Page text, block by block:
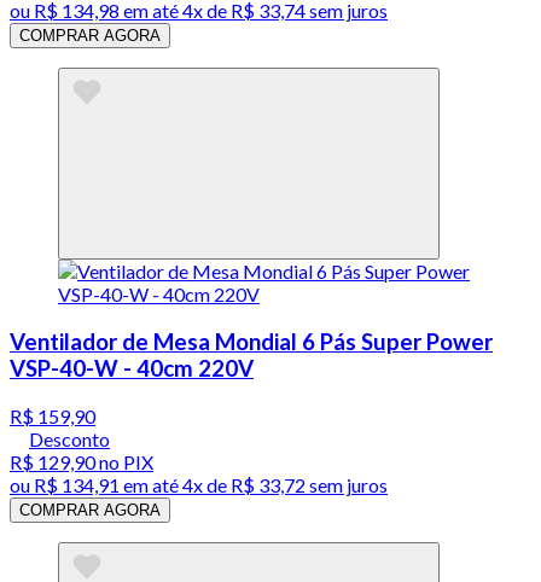
ou R$ 134,98 em até4x de R$ 33,74 sem juros
COMPRAR AGORA
Ventilador de Mesa Mondial 6 Pás Super Power
VSP-40-W - 40cm 220V
R$ 159,90
Desconto
R$ 129,90no PIX
ou R$ 134,91 em até4x de R$ 33,72 sem juros
COMPRAR AGORA